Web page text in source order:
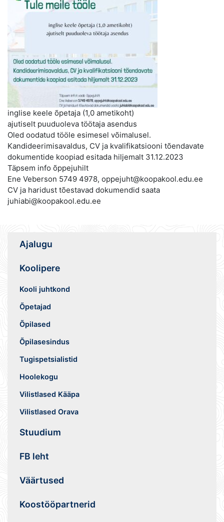
inglise keele õpetaja (1,0 ametikoht)
ajutiselt puuduoleva töötaja asendus
Oled oodatud tööle esimesel võimalusel.
Kandideerimisavaldus, CV ja kvalifikatsiooni tõendavate
dokumentide koopiad esitada hiljemalt 31.12.2023
Täpsem info õppejuhilt
Ene Veberson 5749 4978, oppejuht@koopakool.edu.ee
CV ja haridust tõestavad dokumendid saata
juhiabi@koopakool.edu.ee
Ajalugu
Koolipere
Kooli juhtkond
Õpetajad
Õpilased
Õpilasesindus
Tugispetsialistid
Hoolekogu
Vilistlased Kääpa
Vilistlased Orava
Stuudium
FB leht
Väärtused
Koostööpartnerid